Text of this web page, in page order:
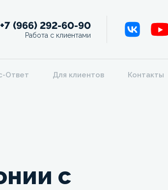
+7 (966) 292-60-90
Работа с клиентами
Ответ Для клиентов Контакты
с